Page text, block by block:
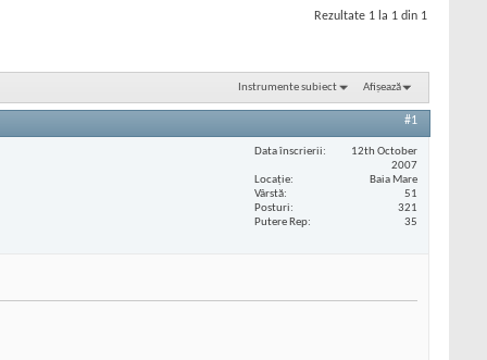
Rezultate 1 la 1 din 1
Instrumente subiect Afișează
#1
Data înscrierii
12th October
2007
Locaţie
Baia Mare
Vârstă
51
Posturi
321
Putere Rep
35